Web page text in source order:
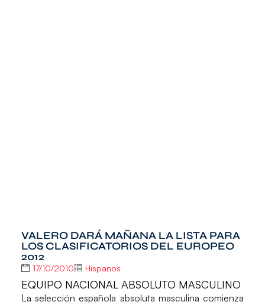
VALERO DARÁ MAÑANA LA LISTA PARA
LOS CLASIFICATORIOS DEL EUROPEO
2012
17/10/2010 Hispanos
EQUIPO NACIONAL ABSOLUTO MASCULINO
La selección española absoluta masculina comienza